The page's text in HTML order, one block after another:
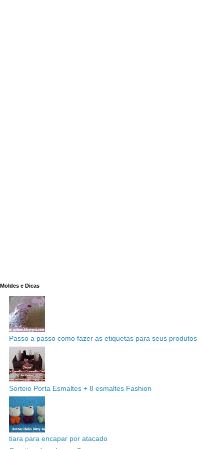
Moldes e Dicas
Passo a passo como fazer as etiquetas para seus produtos
Sorteio Porta Esmaltes + 8 esmaltes Fashion
tiara para encapar por atacado